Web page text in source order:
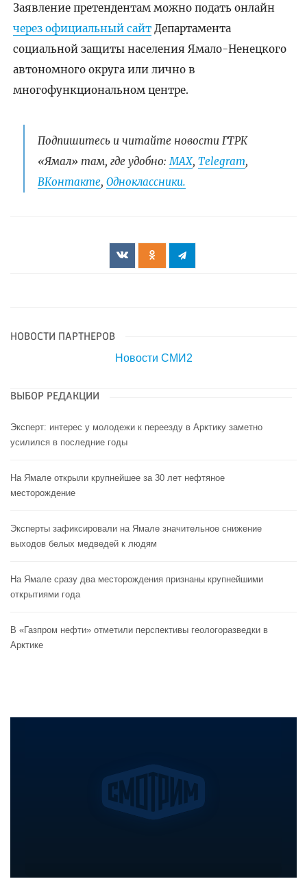
Заявление претендентам можно подать онлайн
через официальный сайтДепартамента
социальной защиты населения Ямало-Ненецкого
автономного округа или лично в
многофункциональном центре.
Подпишитесь и читайте новости ГТРК
«Ямал» там, где удобно:МАХ, Telegram,
ВКонтакте, Одноклассники.
НОВОСТИ ПАРТНЕРОВ
Новости СМИ2
ВЫБОР РЕДАКЦИИ
Эксперт: интерес у молодежи к переезду в Арктику заметно
усилился в последние годы
На Ямале открыли крупнейшее за 30 лет нефтяное
месторождение
Эксперты зафиксировали на Ямале значительное снижение
выходов белых медведей к людям
На Ямале сразу два месторождения признаны крупнейшими
открытиями года
В «Газпром нефти» отметили перспективы геологоразведки в
Арктике